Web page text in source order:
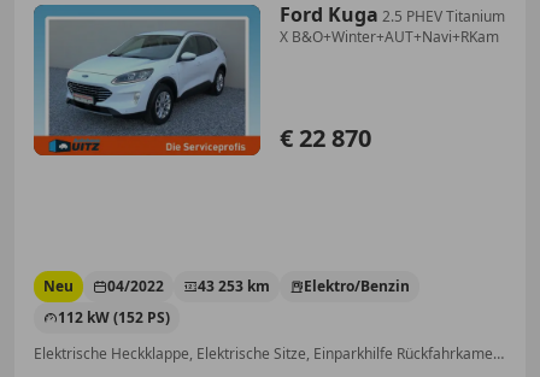
Ford Kuga 2.5 PHEV Titanium
X B&O+Winter+AUT+Navi+RKam
€ 22 870
Neu 04/2022 43 253 km
Elektro/Benzin
112 kW (152 PS)
Elektrische Heckklappe, Elektrische Sitze, Einparkhilfe Rückfahrkamera, Sprachsteuerung, Sportsitze, Apple CarPlay, USB, Notrufsystem